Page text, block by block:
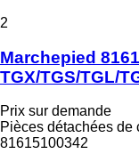
2
Marchepied
TGX/TGS/TGL/
Prix sur demande
Pièces détachées de
81615100342